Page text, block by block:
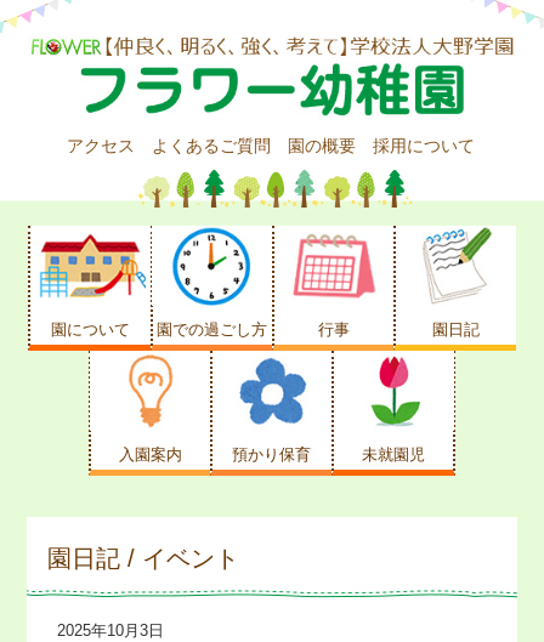
アクセス よくあるご質問 園の概要 採用について
園について 園での過ごし方 行事 園日記
入園案内 預かり保育 未就園児
園日記 / イベント
2025年10月3日